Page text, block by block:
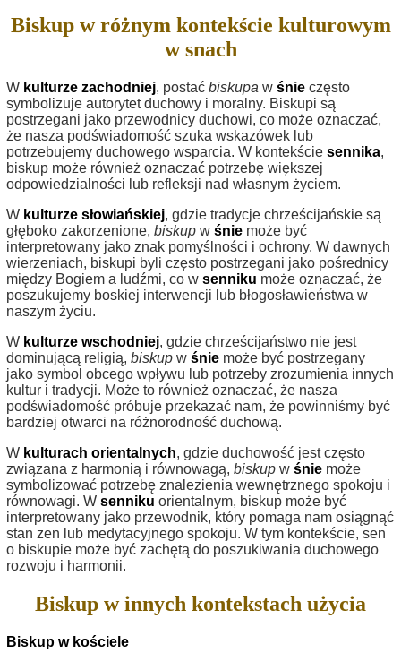
Biskup w różnym kontekście kulturowym
w snach
W kulturze zachodniej, postać biskupa w śnie często
symbolizuje autorytet duchowy i moralny. Biskupi są
postrzegani jako przewodnicy duchowi, co może oznaczać,
że nasza podświadomość szuka wskazówek lub
potrzebujemy duchowego wsparcia. W kontekście sennika,
biskup może również oznaczać potrzebę większej
odpowiedzialności lub refleksji nad własnym życiem.
W kulturze słowiańskiej, gdzie tradycje chrześcijańskie są
głęboko zakorzenione, biskup w śnie może być
interpretowany jako znak pomyślności i ochrony. W dawnych
wierzeniach, biskupi byli często postrzegani jako pośrednicy
między Bogiem a ludźmi, co w senniku może oznaczać, że
poszukujemy boskiej interwencji lub błogosławieństwa w
naszym życiu.
W kulturze wschodniej, gdzie chrześcijaństwo nie jest
dominującą religią, biskup w śnie może być postrzegany
jako symbol obcego wpływu lub potrzeby zrozumienia innych
kultur i tradycji. Może to również oznaczać, że nasza
podświadomość próbuje przekazać nam, że powinniśmy być
bardziej otwarci na różnorodność duchową.
W kulturach orientalnych, gdzie duchowość jest często
związana z harmonią i równowagą, biskup w śnie może
symbolizować potrzebę znalezienia wewnętrznego spokoju i
równowagi. W senniku orientalnym, biskup może być
interpretowany jako przewodnik, który pomaga nam osiągnąć
stan zen lub medytacyjnego spokoju. W tym kontekście, sen
o biskupie może być zachętą do poszukiwania duchowego
rozwoju i harmonii.
Biskup w innych kontekstach użycia
Biskup w kościele